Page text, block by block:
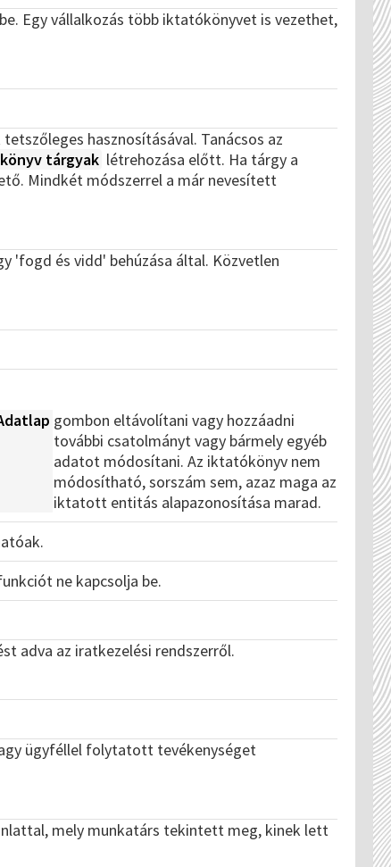
Egy vállalkozás több iktatókönyvet is vezethet,
hasznosításával. Tanácsos az
tárgyak létrehozása előtt. Ha tárgy a
Mindkét módszerrel a már nevesített
'fogd és vidd' behúzása által. Közvetlen
gombon eltávolítani vagy hozzáadni
további csatolmányt vagy bármely egyéb
adatot módosítani. Az iktatókönyv nem
módosítható, sorszám sem, azaz maga az
iktatott entitás alapazonosítása marad.
ne kapcsolja be.
adva az iratkezelési rendszerről.
ügyféllel folytatott tevékenységet
mely munkatárs tekintett meg, kinek lett